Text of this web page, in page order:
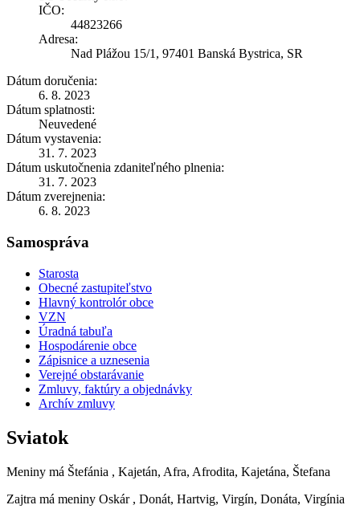
IČO:
44823266
Adresa:
Nad Plážou 15/1, 97401 Banská Bystrica, SR
Dátum doručenia:
6. 8. 2023
Dátum splatnosti:
Neuvedené
Dátum vystavenia:
31. 7. 2023
Dátum uskutočnenia zdaniteľného plnenia:
31. 7. 2023
Dátum zverejnenia:
6. 8. 2023
Samospráva
Starosta
Obecné zastupiteľstvo
Hlavný kontrolór obce
VZN
Úradná tabuľa
Hospodárenie obce
Zápisnice a uznesenia
Verejné obstarávanie
Zmluvy, faktúry a objednávky
Archív zmluvy
Sviatok
Meniny má Štefánia , Kajetán, Afra, Afrodita, Kajetána, Štefana
Zajtra má meniny Oskár , Donát, Hartvig, Virgín, Donáta, Virgínia